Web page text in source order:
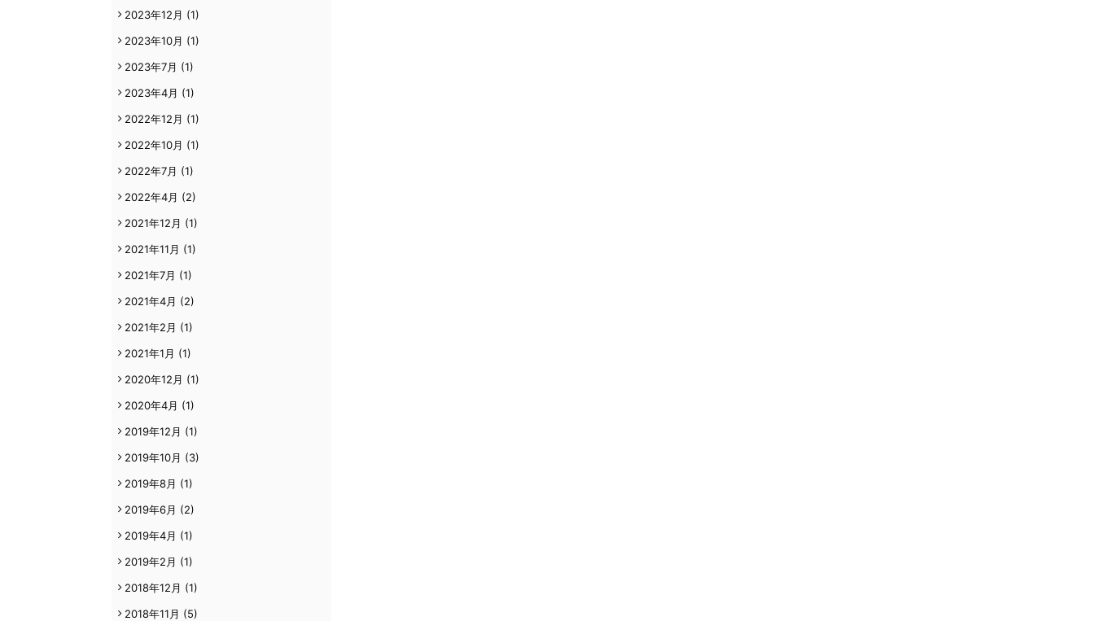
2023年12月 (1)
2023年10月 (1)
2023年7月 (1)
2023年4月 (1)
2022年12月 (1)
2022年10月 (1)
2022年7月 (1)
2022年4月 (2)
2021年12月 (1)
2021年11月 (1)
2021年7月 (1)
2021年4月 (2)
2021年2月 (1)
2021年1月 (1)
2020年12月 (1)
2020年4月 (1)
2019年12月 (1)
2019年10月 (3)
2019年8月 (1)
2019年6月 (2)
2019年4月 (1)
2019年2月 (1)
2018年12月 (1)
2018年11月 (5)